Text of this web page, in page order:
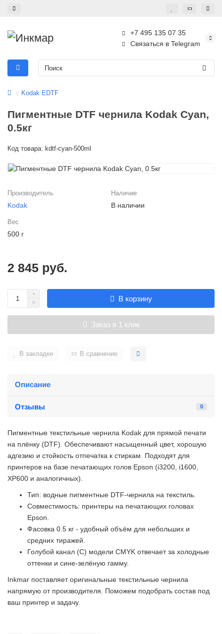
+7 495 135 07 35
Связаться в Telegram
Kodak EDTF
Пигментные DTF чернила Kodak Cyan,
0.5кг
Код товара: kdtf-cyan-500ml
Производитель
Kodak
Наличие
В наличии
Вес
500 г
2 845 руб.
В корзину
Заказ в 1 клик
В закладки В сравнение
Описание
Отзывы 0
Пигментные текстильные чернила Kodak для прямой печати
на плёнку (DTF). Обеспечивают насыщенный цвет, хорошую
адгезию и стойкость отпечатка к стиркам. Подходят для
принтеров на базе печатающих голов Epson (i3200, i1600,
XP600 и аналогичных).
Тип: водные пигментные DTF-чернила на текстиль.
Совместимость: принтеры на печатающих головах
Epson.
Фасовка 0.5 кг - удобный объём для небольших и
средних тиражей.
Голубой канал (C) модели CMYK отвечает за холодные
оттенки и сине-зелёную гамму.
Inkmar поставляет оригинальные текстильные чернила
напрямую от производителя. Поможем подобрать состав под
ваш принтер и задачу.